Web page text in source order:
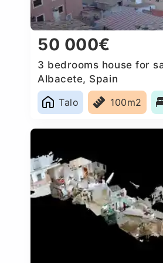
50 000€
3 bedrooms house for
Albacete, Spain
Talo
100m2